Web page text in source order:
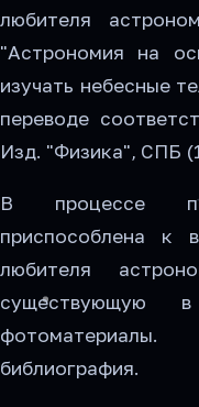
любителя
"Астрономия на
изучать небесные
переводе
Изд. "Физика", СПБ
В процессе
приспособлена к
любителя
существующую
библиография.